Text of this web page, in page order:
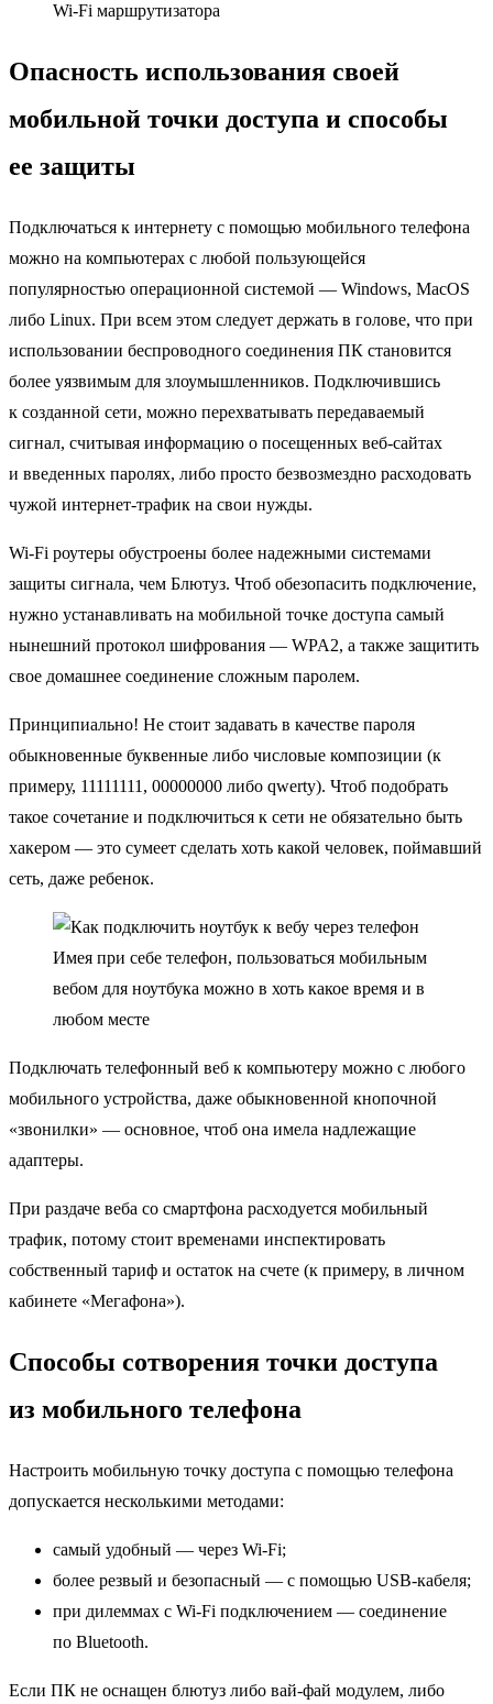
Wi-Fi маршрутизатора
Опасность использования своей
мобильной точки доступа и способы
ее защиты
Подключаться к интернету с помощью мобильного телефона
можно на компьютерах с любой пользующейся
популярностью операционной системой — Windows, MacOS
либо Linux. При всем этом следует держать в голове, что при
использовании беспроводного соединения ПК становится
более уязвимым для злоумышленников. Подключившись
к созданной сети, можно перехватывать передаваемый
сигнал, считывая информацию о посещенных веб-сайтах
и введенных паролях, либо просто безвозмездно расходовать
чужой интернет-трафик на свои нужды.
Wi-Fi роутеры обустроены более надежными системами
защиты сигнала, чем Блютуз. Чтоб обезопасить подключение,
нужно устанавливать на мобильной точке доступа самый
нынешний протокол шифрования — WPA2, а также защитить
свое домашнее соединение сложным паролем.
Принципиально! Не стоит задавать в качестве пароля
обыкновенные буквенные либо числовые композиции (к
примеру, 11111111, 00000000 либо qwerty). Чтоб подобрать
такое сочетание и подключиться к сети не обязательно быть
хакером — это сумеет сделать хоть какой человек, поймавший
сеть, даже ребенок.
Имея при себе телефон, пользоваться мобильным
вебом для ноутбука можно в хоть какое время и в
любом месте
Подключать телефонный веб к компьютеру можно с любого
мобильного устройства, даже обыкновенной кнопочной
«звонилки» — основное, чтоб она имела надлежащие
адаптеры.
При раздаче веба со смартфона расходуется мобильный
трафик, потому стоит временами инспектировать
собственный тариф и остаток на счете (к примеру, в личном
кабинете «Мегафона»).
Способы сотворения точки доступа
из мобильного телефона
Настроить мобильную точку доступа с помощью телефона
допускается несколькими методами:
самый удобный — через Wi-Fi;
более резвый и безопасный — с помощью USB-кабеля;
при дилеммах с Wi-Fi подключением — соединение
по Bluetooth.
Если ПК не оснащен блютуз либо вай-фай модулем, либо